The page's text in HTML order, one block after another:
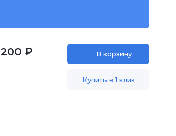
200 ₽ В корзину
Купить в 1 клик